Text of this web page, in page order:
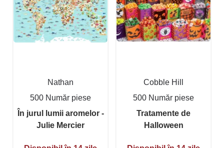
Nathan
500 Număr piese
În jurul lumii aromelor -
Julie Mercier
Cobble Hill
500 Număr piese
Tratamente de
Halloween